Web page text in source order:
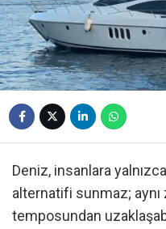
Deniz, insanlara
alternatifi sunmaz; aynı
temposundan